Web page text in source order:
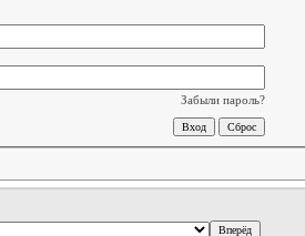
Забыли пароль?